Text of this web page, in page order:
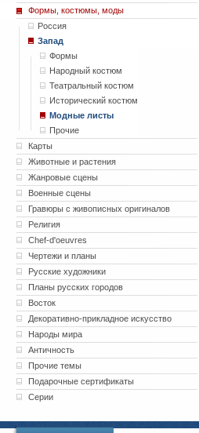
Формы, костюмы, моды
Россия
Запад
Формы
Народный костюм
Театральный костюм
Исторический костюм
Модные листы
Прочие
Карты
Животные и растения
Жанровые сцены
Военные сцены
Гравюры с живописных оригиналов
Религия
Chef-d'oeuvres
Чертежи и планы
Русские художники
Планы русских городов
Восток
Декоративно-прикладное искусство
Народы мира
Античность
Прочие темы
Подарочные сертификаты
Серии